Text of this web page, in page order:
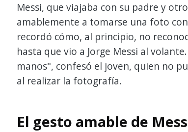
Messi, que viajaba con su padre y
amablemente a tomarse una foto
recordó cómo, al principio, no
hasta que vio a Jorge Messi al
manos", confesó el joven, quien no
al realizar la fotografía.
El gesto amable de